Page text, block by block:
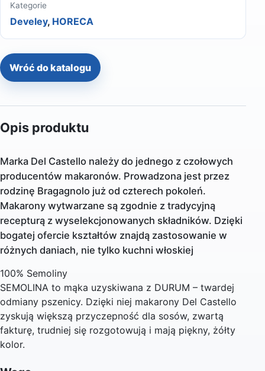
Kategorie
Develey, HORECA
Wróć do katalogu
Opis produktu
Marka Del Castello należy do jednego z czołowych
producentów makaronów. Prowadzona jest przez
rodzinę Bragagnolo już od czterech pokoleń.
Makarony wytwarzane są zgodnie z tradycyjną
recepturą z wyselekcjonowanych składników. Dzięki
bogatej ofercie kształtów znajdą zastosowanie w
różnych daniach, nie tylko kuchni włoskiej
100% Semoliny
SEMOLINA to mąka uzyskiwana z DURUM – twardej
odmiany pszenicy. Dzięki niej makarony Del Castello
zyskują większą przyczepność dla sosów, zwartą
fakturę, trudniej się rozgotowują i mają piękny, żółty
kolor.